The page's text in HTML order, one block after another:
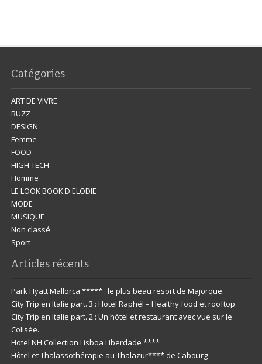
Catégories
ART DE VIVRE
BUZZ
DESIGN
Femme
FOOD
HIGH TECH
Homme
LE LOOK BOOK D'ELODIE
MODE
MUSIQUE
Non classé
Sport
Articles récents
Park Hyatt Mallorca ***** : le plus beau resort de Majorque.
City Trip en Italie part. 3 : Hotel Raphël – Healthy food et rooftop.
City Trip en Italie part. 2 : Un hôtel et restaurant avec vue sur le
Colisée.
Hotel NH Collection Lisboa Liberdade ****
Hôtel et Thalassothérapie au Thalazur**** de Cabourg